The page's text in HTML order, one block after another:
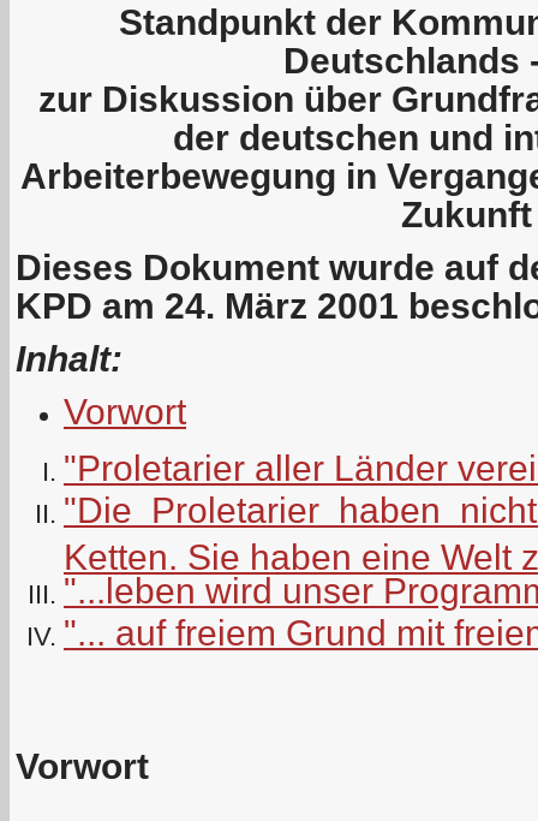
Standpunkt der
Deutschlands
zur Diskussion über
der deutschen und
Arbeiterbewegung in
Zukunft
Dieses Dokument wurde auf
KPD am 24. März 2001
Inhalt:
Vorwort
"Proletarier aller Länder
"Die Proletarier haben
Ketten. Sie haben eine Welt
"...leben wird unser
"... auf freiem Grund mit
Vorwort